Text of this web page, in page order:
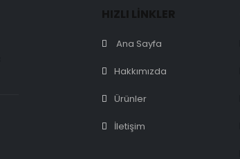
HIZLI LİNKLER
Ana Sayfa
Hakkımızda
Ürünler
İletişim